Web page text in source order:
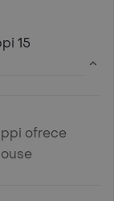
15
ofrece